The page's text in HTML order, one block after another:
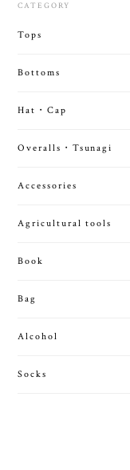
CATEGORY
Tops
Bottoms
Hat・Cap
Overalls・Tsunagi
Accessories
Agricultural tools
Book
Bag
Alcohol
Socks